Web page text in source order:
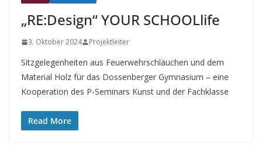
„RE:Design“ YOUR SCHOOLlife
3. Oktober 2024 Projektleiter
Sitzgelegenheiten aus Feuerwehrschläuchen und dem
Material Holz für das Dossenberger Gymnasium – eine
Kooperation des P-Seminars Kunst und der Fachklasse
Read More